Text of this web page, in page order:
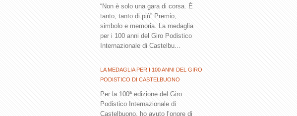
“Non è solo una gara di corsa. È
tanto, tanto di più” Premio,
simbolo e memoria. La medaglia
per i 100 anni del Giro Podistico
Internazionale di Castelbu...
LA MEDAGLIA PER I 100 ANNI DEL GIRO
PODISTICO DI CASTELBUONO
Per la 100ª edizione del Giro
Podistico Internazionale di
Castelbuono, ho avuto l’onore di